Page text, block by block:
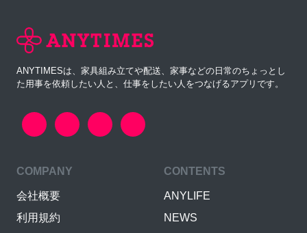
ANYTIMESは、家具組み立てや配送、家事などの日常のちょっとし
た用事を依頼したい人と、仕事をしたい人をつなげるアプリです。
COMPANY
会社概要
利用規約
CONTENTS
ANYLIFE
NEWS